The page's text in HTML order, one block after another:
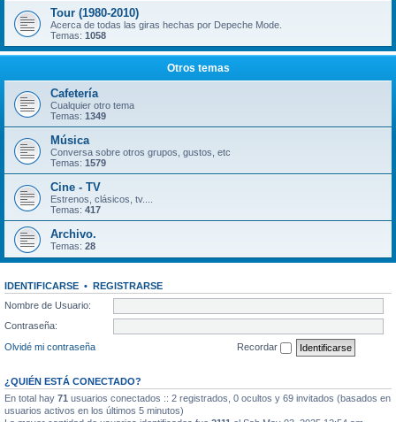
Tour (1980-2010)
Acerca de todas las giras hechas por Depeche Mode.
Temas: 1058
Otros temas
Cafetería
Cualquier otro tema
Temas: 1349
Música
Conversa sobre otros grupos, gustos, etc
Temas: 1579
Cine - TV
Estrenos, clásicos, tv....
Temas: 417
Archivo.
Temas: 28
IDENTIFICARSE • REGISTRARSE
Nombre de Usuario:
Contraseña:
Olvidé mi contraseña
Recordar
¿QUIÉN ESTÁ CONECTADO?
En total hay 71 usuarios conectados :: 2 registrados, 0 ocultos y 69 invitados (basados en
usuarios activos en los últimos 5 minutos)